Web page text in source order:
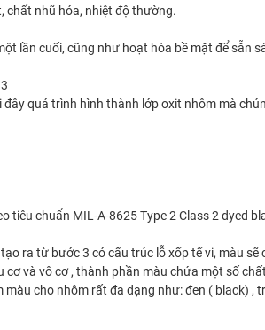
chất nhũ hóa, nhiệt độ thường.
lần cuối, cũng như hoạt hóa bề mặt để
quá trình hình thành lớp oxit nhôm mà
tiêu chuẩn MIL-A-8625 Type 2 Class 2 dyed
ra từ bước 3 có cấu trúc lỗ xốp tế vi, màu sẽ
cơ và vô cơ , thành phần màu chứa một số
cho nhôm rất đa dạng như: đen ( black) ,